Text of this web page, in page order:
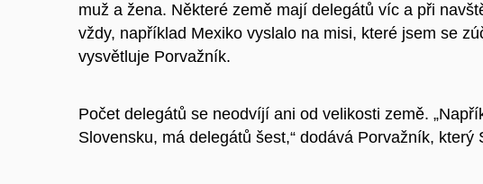
muž a žena. Některé země mají delegátů víc a při
vždy, například Mexiko vyslalo na misi, které jsem se
vysvětluje Porvažník.
Počet delegátů se neodvíjí ani od velikosti země.
Slovensku, má delegátů šest,“ dodává Porvažník,